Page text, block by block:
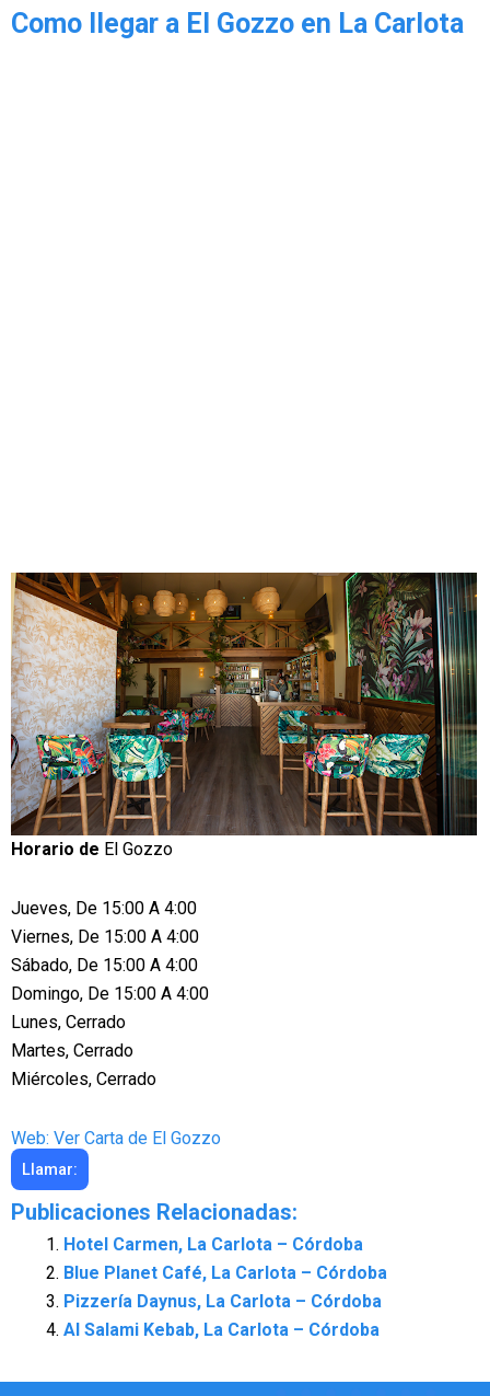
Como llegar a El Gozzo en La Carlota
Horario de El Gozzo
Jueves, De 15:00 A 4:00
Viernes, De 15:00 A 4:00
Sábado, De 15:00 A 4:00
Domingo, De 15:00 A 4:00
Lunes, Cerrado
Martes, Cerrado
Miércoles, Cerrado
Web: Ver Carta de El Gozzo
Llamar:
Publicaciones Relacionadas:
Hotel Carmen, La Carlota – Córdoba
Blue Planet Café, La Carlota – Córdoba
Pizzería Daynus, La Carlota – Córdoba
Al Salami Kebab, La Carlota – Córdoba